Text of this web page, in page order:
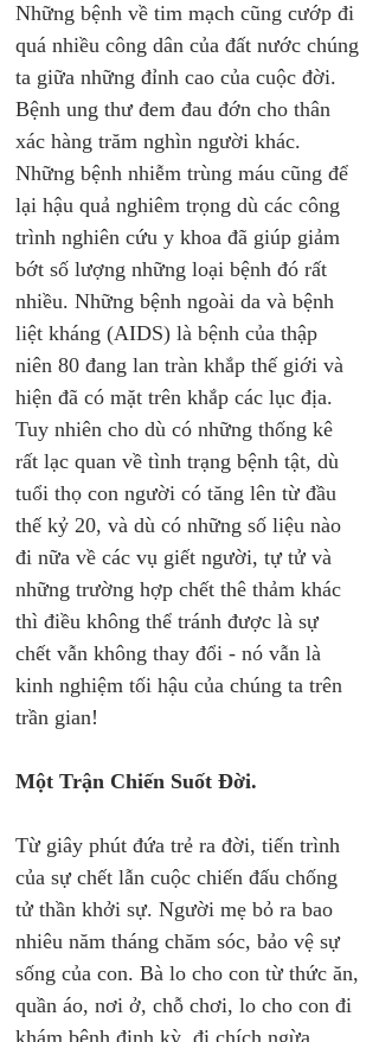
Những bệnh về tim mạch cũng cướp đi
quá nhiều công dân của đất nước chúng
ta giữa những đỉnh cao của cuộc đời.
Bệnh ung thư đem đau đớn cho thân
xác hàng trăm nghìn người khác.
Những bệnh nhiễm trùng máu cũng để
lại hậu quả nghiêm trọng dù các công
trình nghiên cứu y khoa đã giúp giảm
bớt số lượng những loại bệnh đó rất
nhiều. Những bệnh ngoài da và bệnh
liệt kháng (AIDS) là bệnh của thập
niên 80 đang lan tràn khắp thế giới và
hiện đã có mặt trên khắp các lục địa.
Tuy nhiên cho dù có những thống kê
rất lạc quan về tình trạng bệnh tật, dù
tuổi thọ con người có tăng lên từ đầu
thế kỷ 20, và dù có những số liệu nào
đi nữa về các vụ giết người, tự tử và
những trường hợp chết thê thảm khác
thì điều không thể tránh được là sự
chết vẫn không thay đổi - nó vẫn là
kinh nghiệm tối hậu của chúng ta trên
trần gian!
Một Trận Chiến Suốt Đời.
Từ giây phút đứa trẻ ra đời, tiến trình
của sự chết lẫn cuộc chiến đấu chống
tử thần khởi sự. Người mẹ bỏ ra bao
nhiêu năm tháng chăm sóc, bảo vệ sự
sống của con. Bà lo cho con từ thức ăn,
quần áo, nơi ở, chỗ chơi, lo cho con đi
khám bệnh định kỳ, đi chích ngừa...